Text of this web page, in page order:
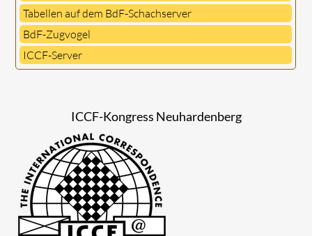
Tabellen auf dem BdF-Schachserver
BdF-Zugvogel
ICCF-Server
ICCF-Kongress Neuhardenberg